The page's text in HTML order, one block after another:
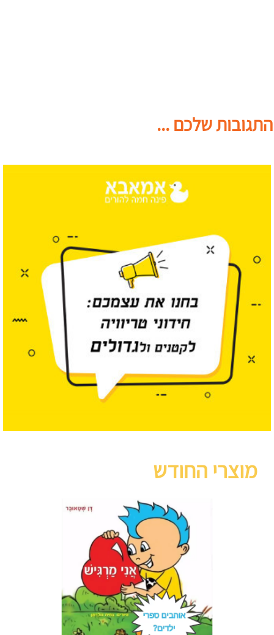
התגובות שלכם ...
מוצרי החודש